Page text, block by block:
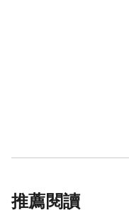
推薦閱讀